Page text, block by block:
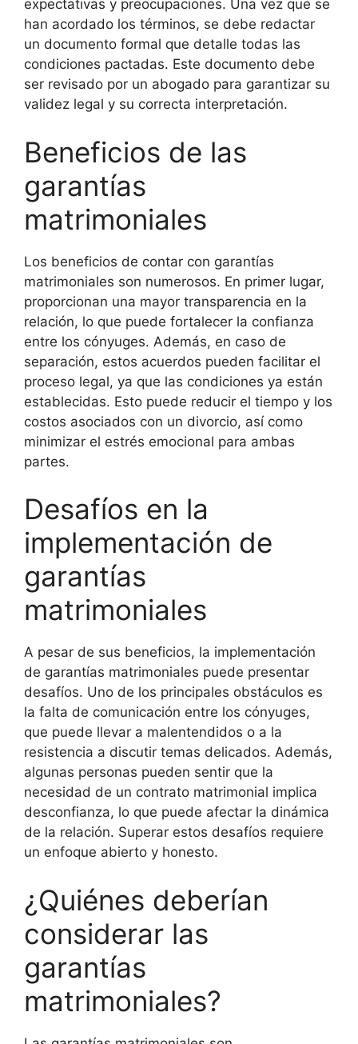
expectativas y preocupaciones. Una vez que se
han acordado los términos, se debe redactar
un documento formal que detalle todas las
condiciones pactadas. Este documento debe
ser revisado por un abogado para garantizar su
validez legal y su correcta interpretación.
Beneficios de las
garantías
matrimoniales
Los beneficios de contar con garantías
matrimoniales son numerosos. En primer lugar,
proporcionan una mayor transparencia en la
relación, lo que puede fortalecer la confianza
entre los cónyuges. Además, en caso de
separación, estos acuerdos pueden facilitar el
proceso legal, ya que las condiciones ya están
establecidas. Esto puede reducir el tiempo y los
costos asociados con un divorcio, así como
minimizar el estrés emocional para ambas
partes.
Desafíos en la
implementación de
garantías
matrimoniales
A pesar de sus beneficios, la implementación
de garantías matrimoniales puede presentar
desafíos. Uno de los principales obstáculos es
la falta de comunicación entre los cónyuges,
que puede llevar a malentendidos o a la
resistencia a discutir temas delicados. Además,
algunas personas pueden sentir que la
necesidad de un contrato matrimonial implica
desconfianza, lo que puede afectar la dinámica
de la relación. Superar estos desafíos requiere
un enfoque abierto y honesto.
¿Quiénes deberían
considerar las
garantías
matrimoniales?